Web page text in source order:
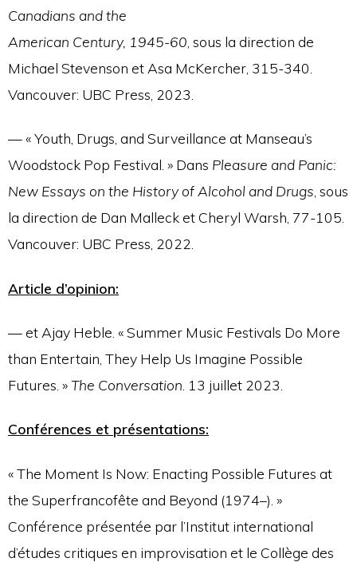
Canadians and the
American Century, 1945-60 , sous la direction de
Michael Stevenson et Asa McKercher, 315-340.
Vancouver: UBC Press, 2023.
— « Youth, Drugs, and Surveillance at Manseau’s
Woodstock Pop Festival. » Dans Pleasure and Panic:
New Essays on the History of Alcohol and Drugs , sous
la direction de Dan Malleck et Cheryl Warsh, 77-105.
Vancouver: UBC Press, 2022.
Article d’opinion:
— et Ajay Heble. « Summer Music Festivals Do More
than Entertain, They Help Us Imagine Possible
Futures. »The Conversation . 13 juillet 2023.
Conférences et présentations:
« The Moment Is Now: Enacting Possible Futures at
the Superfrancofête and Beyond (1974–). »
Conférence présentée par l’Institut international
d’études critiques en improvisation et le Collège des